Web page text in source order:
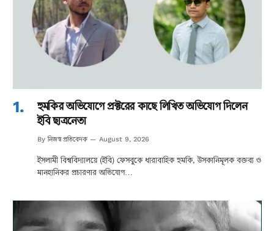
হুমকির অভিযোগে প্রক্টরের কাছে লিখিত অভিযোগ দিলেন
ইবি ছাত্রনেতা
By নিজস্ব প্রতিবেদক August 9, 2026
ইসলামী বিশ্ববিদ্যালয়ে (ইবি) ফেসবুকে ধারাবাহিক হুমকি, উসকানিমূলক বক্তব্য ও
মানহানিকর প্রচারণার অভিযোগ…